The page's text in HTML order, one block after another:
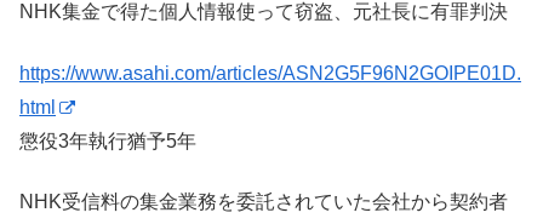
NHK集金で得た個人情報使って窃盗、元社長に有罪判決
https://www.asahi.com/articles/ASN2G5F96N2GOIPE01D.
html
懲役3年執行猶予5年
NHK受信料の集金業務を委託されていた会社から契約者